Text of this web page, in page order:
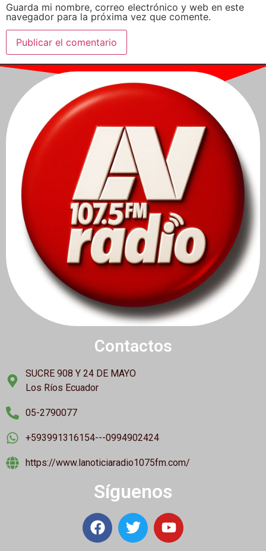
Guarda mi nombre, correo electrónico y web en este
navegador para la próxima vez que comente.
Contactos
SUCRE 908 Y 24 DE MAYO
Los Ríos Ecuador
05-2790077
+593991316154---0994902424
https://www.lanoticiaradio1075fm.com/
Síguenos